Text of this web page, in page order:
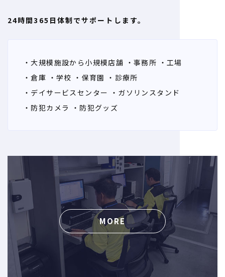
24時間365日体制でサポートします。
・大規模施設から小規模店舗 ・事務所 ・工場
・倉庫 ・学校 ・保育園 ・診療所
・デイサービスセンター ・ガソリンスタンド
・防犯カメラ
・防犯グッズ
MORE